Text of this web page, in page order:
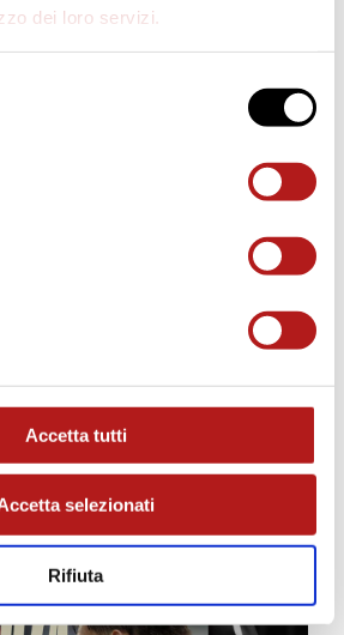
dei loro servizi.
Accetta tutti
selezionati
Rifiuta
STORE